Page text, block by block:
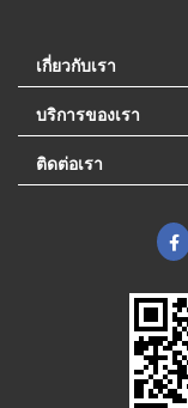
เกี่ยวกับเรา
บริการของเรา
ติดต่อเรา